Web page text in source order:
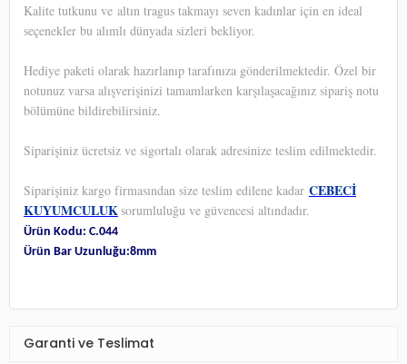
Kalite tutkunu ve altın tragus takmayı seven kadınlar için en ideal
seçenekler bu alımlı dünyada sizleri bekliyor.
Hediye paketi olarak hazırlanıp tarafınıza gönderilmektedir. Özel bir
notunuz varsa alışverişinizi tamamlarken karşılaşacağınız sipariş notu
bölümüne bildirebilirsiniz.
Siparişiniz ücretsiz ve sigortalı olarak adresinize teslim edilmektedir.
Siparişiniz kargo firmasından size teslim edilene kadar CEBECİ
KUYUMCULUKsorumluluğu ve güvencesi altındadır.
Ürün Kodu: C.044
Ürün Bar Uzunluğu:8mm
Garanti ve Teslimat